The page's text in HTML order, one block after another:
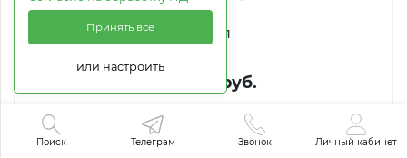
Элегия
от 4 617 руб.
Купить в 1 клик
Поиск Телеграм Звонок Личный кабинет
Принять все
или настроить